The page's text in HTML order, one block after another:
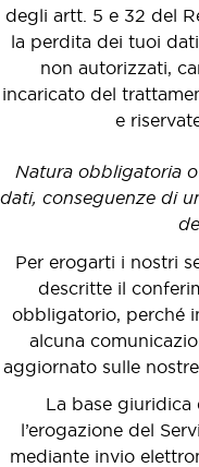
degli artt. 5 e 32 del
la perdita dei tuoi
non autorizzati,
incaricato del
e
Natura obbligatoria
dati, conseguenze di
Per erogarti i nostri
descritte il
obbligatorio, perché
alcuna
aggiornato sulle
La base
l’erogazione del
mediante invio